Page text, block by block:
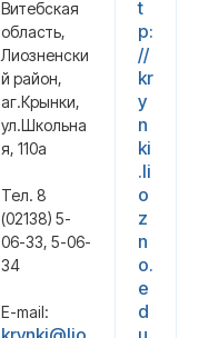
Витебская
область,
Лиозненски
й район,
аг.Крынки,
ул.Школьна
я, 110а
Тел. 8
(02138) 5-
06-33, 5-06-
34
E-mail:
t
p:
//
kr
y
n
ki
.li
o
z
n
o.
e
d